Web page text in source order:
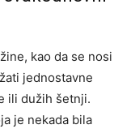
kao da se nosi
jednostavne
ili dužih šetnji.
je nekada bila